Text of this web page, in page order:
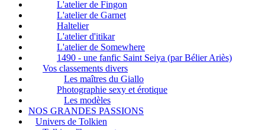
L'atelier de Fingon
L'atelier de Garnet
Haltelier
L'atelier d'itikar
L'atelier de Somewhere
1490 - une fanfic Saint Seiya (par Bélier Ariès)
Vos classements divers
Les maîtres du Giallo
Photographie sexy et érotique
Les modèles
NOS GRANDES PASSIONS
Univers de Tolkien